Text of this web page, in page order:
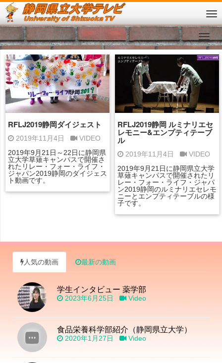
RFLJ2019静岡ダイジェスト
2019年11月4日
VIDEO
2019年9月21日～22日に静岡県
立大学草薙キャンパスで開催さ
れたリレー・フォー・ライフ・
ジャパン2019静岡のダイジェス
ト動画です。
RFLJ2019静岡 ルミナリエセ
レモニー&エンプティテーブ
ル
2019年11月4日
VIDEO
2019年9月21日に静岡県立大学
草薙キャンパスで開催されたリ
レー・フォー・ライフ・ジャパ
ン2019静岡のルミナリエセレモ
ニーとエンプティテーブルの様
子です。
人気の動画 最新の動画
学生インタビュー 薬学部
2023年6月25日 Video
食品栄養科学部紹介（静岡県立大学）
2020年1月27日 Video